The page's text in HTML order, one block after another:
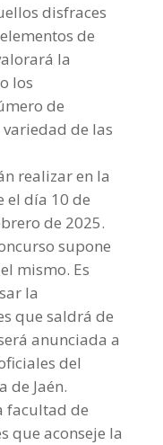
disfraces
de
la
los
de
de las
realizar en la
el día 10 de
de 2025.
supone
mismo. Es
la
que saldrá de
anunciada a
del
de Jaén.
facultad de
que aconseje la